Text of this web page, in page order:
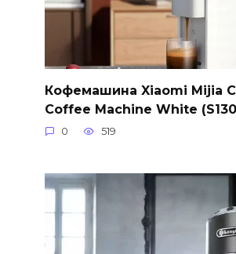
Кофемашина Xiaomi Mijia
Coffee Machine White
0 519